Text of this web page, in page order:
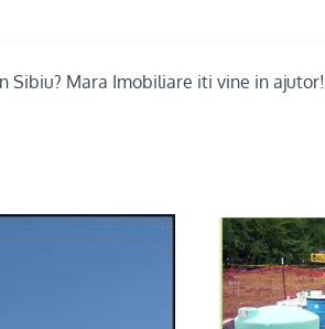
Sibiu? Mara Imobiliare iti vine in ajutor!